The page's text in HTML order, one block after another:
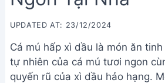
UPDATED AT: 23/12/2024
Cá mú hấp xì dầu là món ăn
tự nhiên của cá mú tươi ngon
quyến rũ của xì dầu hảo hạng.